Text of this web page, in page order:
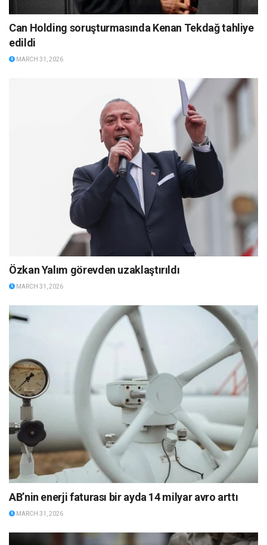
Can Holding soruşturmasında Kenan Tekdağ tahliye
edildi
MARCH 31, 2026
Özkan Yalım görevden uzaklaştırıldı
MARCH 31, 2026
AB’nin enerji faturası bir ayda 14 milyar avro arttı
MARCH 31, 2026